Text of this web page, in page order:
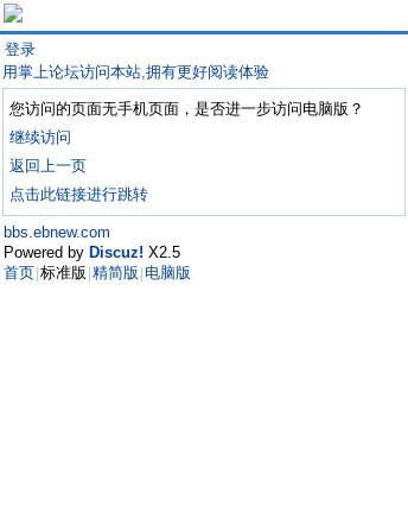
登录
用掌上论坛访问本站,拥有更好阅读体验
您访问的页面无手机页面，是否进一步访问电脑版？
继续访问
返回上一页
点击此链接进行跳转
bbs.ebnew.com
Powered by Discuz! X2.5
首页 标准版 精简版 电脑版